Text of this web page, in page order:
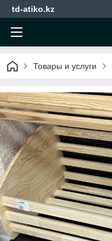
td-atiko.kz
Товары и услуги